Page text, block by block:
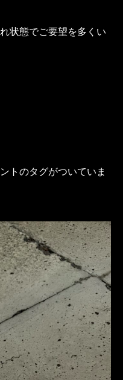
状態でご要望を多くい
トのタグがついていま